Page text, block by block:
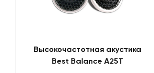
Высокочастотная акустика
Best Balance A25T